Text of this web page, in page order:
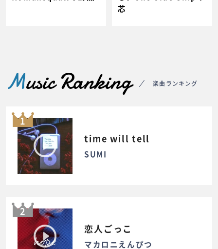
芯
Music Ranking 楽曲ランキング
1
time will tell
SUMI
2
恋人ごっこ
マカロニえんぴつ